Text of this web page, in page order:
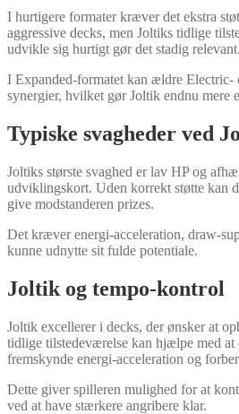
I hurtigere formater kræver det ekstra
aggressive decks, men Joltiks tidlige
udvikle sig hurtigt gør det stadig relevant.
I Expanded-formatet kan ældre
synergier, hvilket gør Joltik endnu mere
Typiske svagheder ved
Joltiks største svaghed er lav HP og
udviklingskort. Uden korrekt støtte kan
give modstanderen prizes.
Det kræver energi-acceleration, draw-
kunne udnytte sit fulde potentiale.
Joltik og tempo-kontrol
Joltik excellerer i decks, der ønsker at
tidlige tilstedeværelse kan hjælpe med at
fremskynde energi-acceleration og
Dette giver spilleren mulighed for at
ved at have stærkere angribere klar.